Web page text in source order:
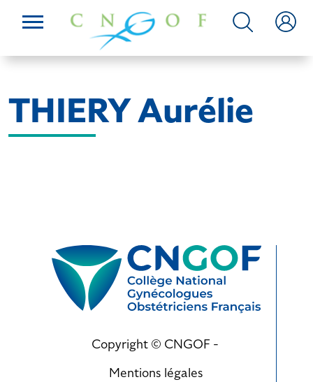
THIERY Aurélie
Copyright © CNGOF -
Mentions légales